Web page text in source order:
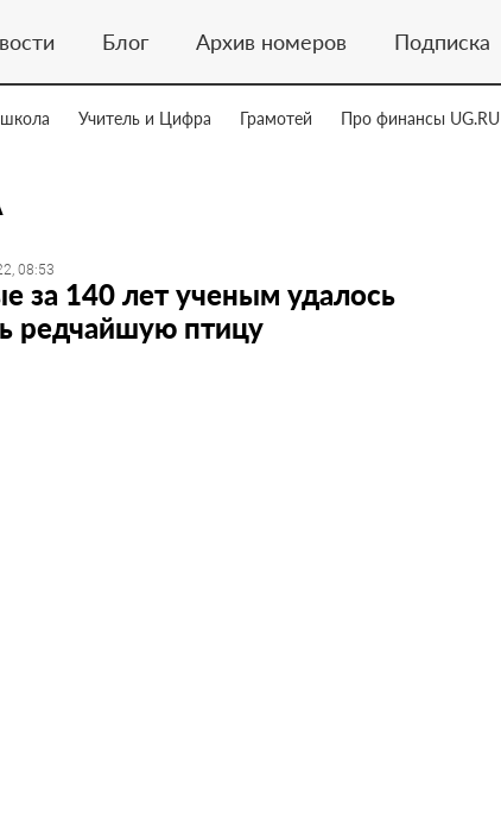
Блог Архив номеров Подписка
Учитель и Цифра Грамотей Про финансы UG.RU
08:53
за 140 лет ученым удалось
редчайшую птицу